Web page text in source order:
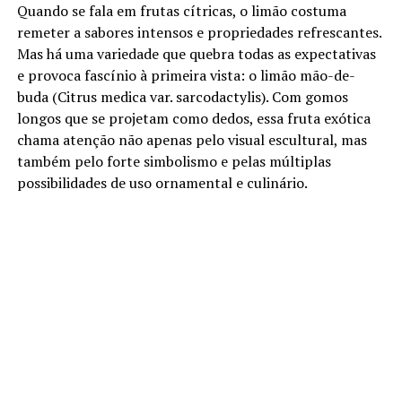
Quando se fala em frutas cítricas, o limão costuma
remeter a sabores intensos e propriedades refrescantes.
Mas há uma variedade que quebra todas as expectativas
e provoca fascínio à primeira vista: o limão mão-de-
buda (Citrus medica var. sarcodactylis). Com gomos
longos que se projetam como dedos, essa fruta exótica
chama atenção não apenas pelo visual escultural, mas
também pelo forte simbolismo e pelas múltiplas
possibilidades de uso ornamental e culinário.